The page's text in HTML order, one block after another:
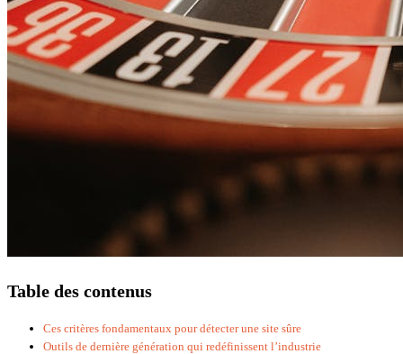
Table des contenus
Ces critères fondamentaux pour détecter une site sûre
Outils de dernière génération qui redéfinissent l’industrie